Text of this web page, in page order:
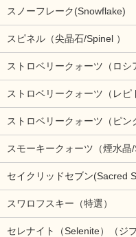
スノーフレーク(Snowflake)
スピネル（尖晶石/Spinel ）
ストロベリークォーツ（ロシ
ストロベリークォーツ（レピ
ストロベリークォーツ（ピン
スモーキークォーツ（煙水晶/
セイクリッドセブン(Sacred
スワロフスキー（特選）
セレナイト（Selenite）（ジプ